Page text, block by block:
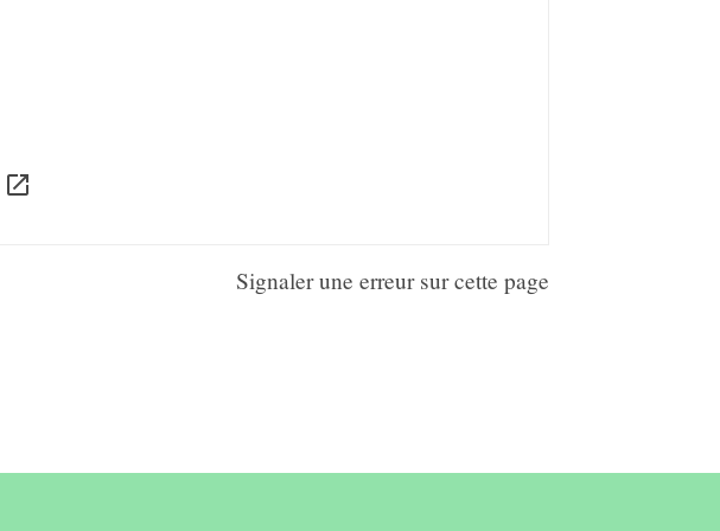
open_in_new
Signaler une erreur sur cette page